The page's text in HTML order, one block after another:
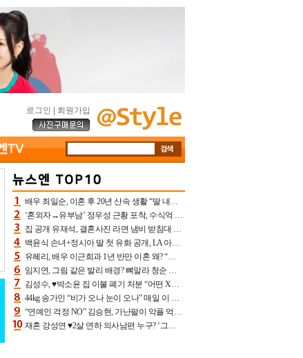
로그인 회원가입
배우 최일순, 이혼 후 20년 산속 생활 “딸 내가 버렸다고 원망‥맘 아파”(특종)[어제TV]
‘혼외자→유부남’ 정우성 근황 포착, 수식억 해킹 피해 후배 만났다 “존경하는”
집 공개 유재석, 결혼사진 라면 냄비 받침대 되고 분노‥가족사진도 피해(놀뭐)[어제TV]
백윤식 손녀+정시아 딸 첫 유화 공개, LA 아트쇼→서울국제조각페스타 작가다운 수준급 실력
유혜리, 배우 이근희과 1년 반만 이혼 왜? “식칼 꽂고 의자 던져” 충격 폭로(특종)[어제TV]
임지연, 그림 같은 발리 배경? 뼈말라 청순 비키니 핏에 상대 안 되네
김성수, ♥박소윤 집 이불 폐기 처분 “어떤 X이랑 썼을지 몰라” 질투(신랑수업2)[어제TV]
44kg 송가인 “비가 오나 눈이 오나” 매일 이 운동, 허벅지 근육량 상승+체지방 감소
“연예인 걱정 NO” 김승현, 가난팔이 악플 억울할만‥아내+딸과 日 여행
재혼 강성연 ♥2살 연하 의사남편 누구? ‘그알’ 자문의에 훈남 비주얼 초엘리트 스펙 [종합]